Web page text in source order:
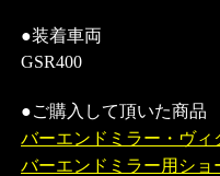
●装着車両
GSR400
●ご購入して頂いた商品
バーエンドミラー・ヴ
バーエンドミラー用シ